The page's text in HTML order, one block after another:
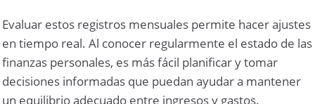
Evaluar estos registros mensuales permite hacer ajustes
en tiempo real. Al conocer regularmente el estado de las
finanzas personales, es más fácil planificar y tomar
decisiones informadas que puedan ayudar a mantener
un equilibrio adecuado entre ingresos y gastos.